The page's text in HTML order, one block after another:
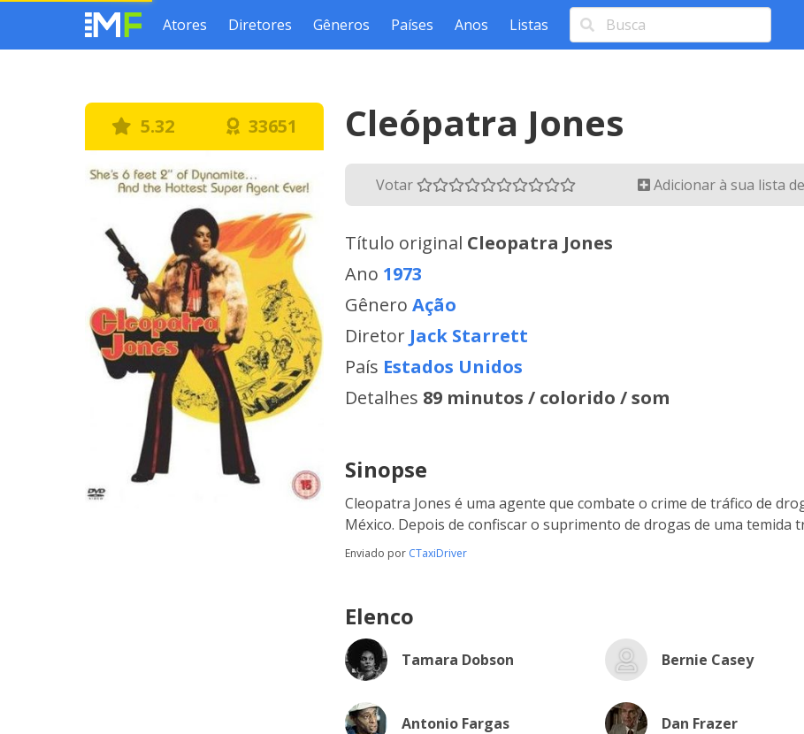
Atores Diretores Gêneros Países Anos Listas
5.32 33651 Cleópatra Jones
Votar Adicionar à sua lista
Título original Cleopatra Jones
Ano 1973
Gênero Ação
Diretor Jack Starrett
País Estados Unidos
Detalhes 89 minutos / colorido / som
Sinopse
Cleopatra Jones é uma agente que combate o crime de tráfico de
México. Depois de confiscar o suprimento de drogas de uma temida
Enviado por CTaxiDriver
Elenco
Tamara Dobson Bernie Casey
Antonio Fargas Dan Frazer